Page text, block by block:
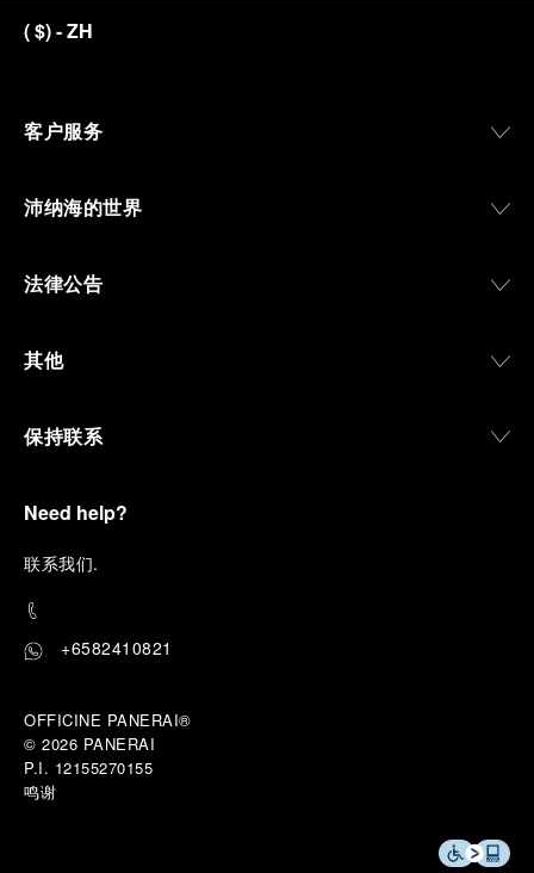
($)- ZH
客户服务
沛纳海的世界
法律公告
其他
保持联系
Need help?
联系我们.
+6582410821
OFFICINE PANERAI®
© 2026 PANERAI
P.I. 12155270155
鸣谢